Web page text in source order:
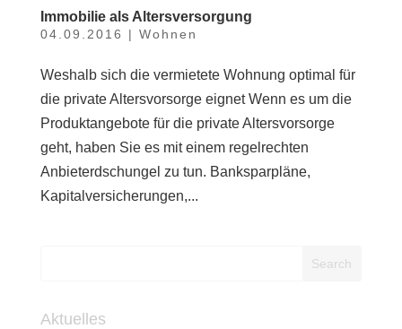
Immobilie als Altersversorgung
04.09.2016 | Wohnen
Weshalb sich die vermietete Wohnung optimal für
die private Altersvorsorge eignet Wenn es um die
Produktangebote für die private Altersvorsorge
geht, haben Sie es mit einem regelrechten
Anbieterdschungel zu tun. Banksparpläne,
Kapitalversicherungen,...
Aktuelles